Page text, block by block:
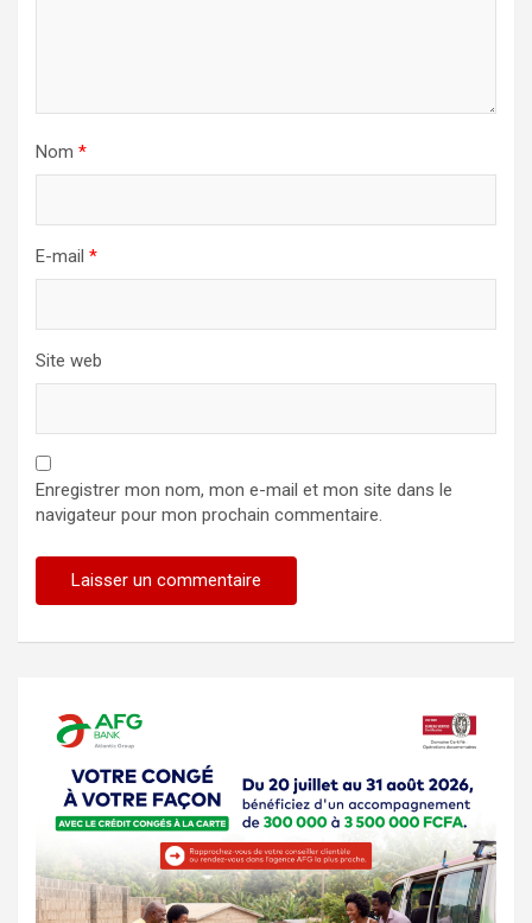
Nom *
E-mail *
Site web
Enregistrer mon nom, mon e-mail et mon site dans le
navigateur pour mon prochain commentaire.